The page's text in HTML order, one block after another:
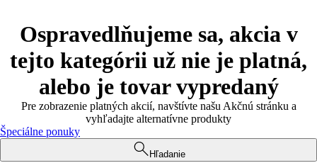
Ospravedlňujeme sa, akcia v
tejto kategórii už nie je platná,
alebo je tovar vypredaný
Pre zobrazenie platných akcií, navštívte našu Akčnú stránku a
vyhľadajte alternatívne produkty
Špeciálne ponuky
Hľadanie